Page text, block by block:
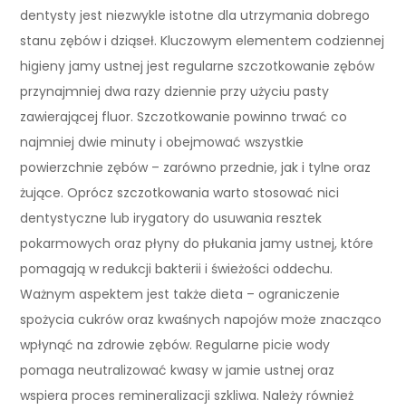
dentysty jest niezwykle istotne dla utrzymania dobrego
stanu zębów i dziąseł. Kluczowym elementem codziennej
higieny jamy ustnej jest regularne szczotkowanie zębów
przynajmniej dwa razy dziennie przy użyciu pasty
zawierającej fluor. Szczotkowanie powinno trwać co
najmniej dwie minuty i obejmować wszystkie
powierzchnie zębów – zarówno przednie, jak i tylne oraz
żujące. Oprócz szczotkowania warto stosować nici
dentystyczne lub irygatory do usuwania resztek
pokarmowych oraz płyny do płukania jamy ustnej, które
pomagają w redukcji bakterii i świeżości oddechu.
Ważnym aspektem jest także dieta – ograniczenie
spożycia cukrów oraz kwaśnych napojów może znacząco
wpłynąć na zdrowie zębów. Regularne picie wody
pomaga neutralizować kwasy w jamie ustnej oraz
wspiera proces remineralizacji szkliwa. Należy również